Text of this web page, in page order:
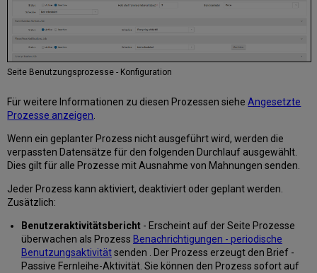
Seite Benutzungsprozesse - Konfiguration
Für weitere Informationen zu diesen Prozessen sieheAngesetzte
Prozesse anzeigen
Wenn ein geplanter Prozess nicht ausgeführt wird, werden die
verpassten Datensätze für den folgenden Durchlauf ausgewählt.
Dies gilt für alle Prozesse mit Ausnahme von Mahnungen senden.
Jeder Prozess kann aktiviert, deaktiviert oder geplant werden.
Zusätzlich:
Benutzeraktivitätsbericht- Erscheint auf der Seite Prozesse
überwachen als Prozess Benachrichtigungen - periodische
Benutzungsaktivitätsenden . Der Prozess erzeugt den Brief -
Passive Fernleihe-Aktivität. Sie können den Prozess sofort auf